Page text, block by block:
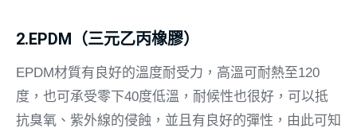
2.EPDM（三元乙丙橡膠）
EPDM材質有良好的溫度耐受力，高溫可耐熱至120
度，也可承受零下40度低溫，耐候性也很好，可以抵
抗臭氧、紫外線的侵蝕，並且有良好的彈性，由此可知